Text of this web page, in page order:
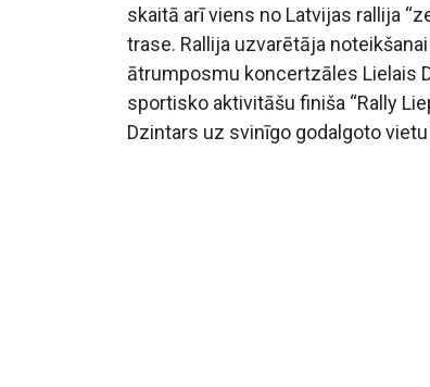
skaitā arī viens no Latvijas rallija
trase. Rallija uzvarētāja
ātrumposmu koncertzāles Lielais
sportisko aktivitāšu finiša “Rally
Dzintars uz svinīgo godalgoto